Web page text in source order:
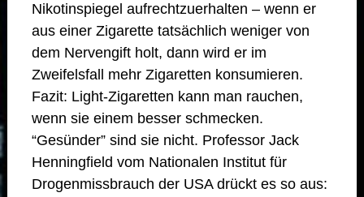
Nikotinspiegel aufrechtzuerhalten – wenn er
aus einer Zigarette tatsächlich weniger von
dem Nervengift holt, dann wird er im
Zweifelsfall mehr Zigaretten konsumieren.
Fazit: Light-Zigaretten kann man rauchen,
wenn sie einem besser schmecken.
“Gesünder” sind sie nicht. Professor Jack
Henningfield vom Nationalen Institut für
Drogenmissbrauch der USA drückt es so aus: